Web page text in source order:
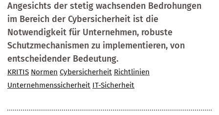
Angesichts der stetig wachsenden Bedrohungen
im Bereich der Cybersicherheit ist die
Notwendigkeit für Unternehmen, robuste
Schutzmechanismen zu implementieren, von
entscheidender Bedeutung.
KRITIS Normen Cybersicherheit Richtlinien
Unternehmenssicherheit IT-Sicherheit